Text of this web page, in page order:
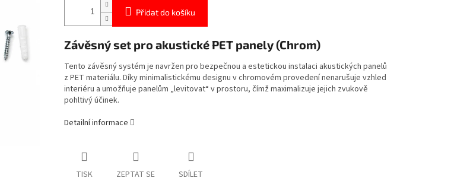
Přidat do košíku
Závěsný set pro akustické PET panely (Chrom)
Tento závěsný systém je navržen pro bezpečnou a estetickou instalaci akustických panelů
z PET materiálu. Díky minimalistickému designu v chromovém provedení nenarušuje vzhled
interiéru a umožňuje panelům „levitovat“ v prostoru, čímž maximalizuje jejich zvukově
pohltivý účinek.
Detailní informace
TISK ZEPTAT SE SDÍLET